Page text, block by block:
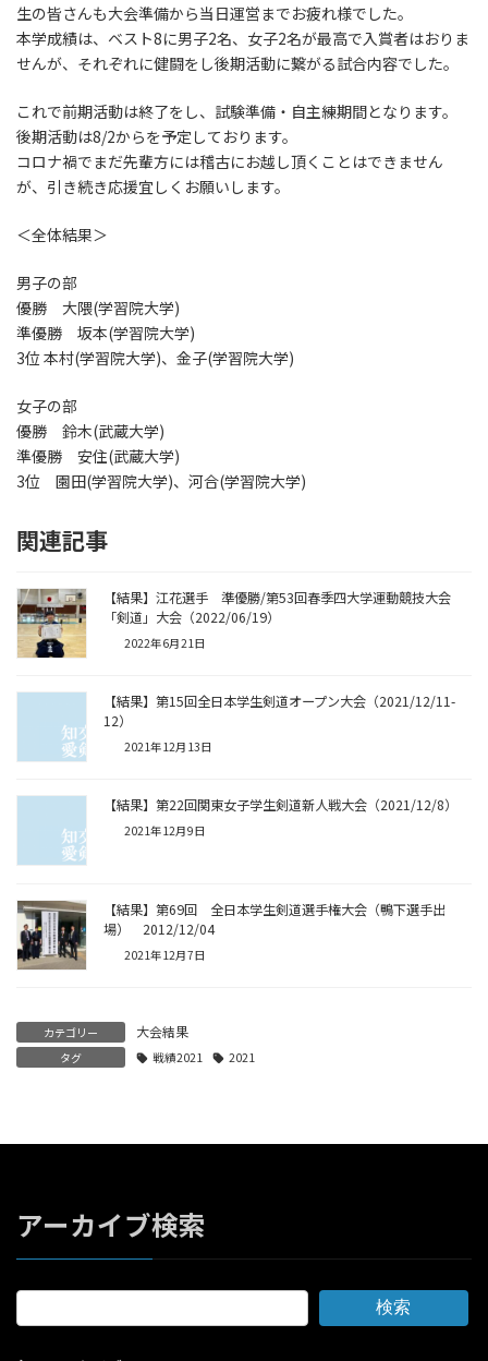
生の皆さんも大会準備から当日運営までお疲れ様でした。
本学成績は、ベスト8に男子2名、女子2名が最高で入賞者はおりま
せんが、それぞれに健闘をし後期活動に繋がる試合内容でした。
これで前期活動は終了をし、試験準備・自主練期間となります。
後期活動は8/2からを予定しております。
コロナ禍でまだ先輩方には稽古にお越し頂くことはできません
が、引き続き応援宜しくお願いします。
＜全体結果＞
男子の部
優勝 大隈(学習院大学)
準優勝 坂本(学習院大学)
3位 本村(学習院大学)、金子(学習院大学)
女子の部
優勝 鈴木(武蔵大学)
準優勝 安住(武蔵大学)
3位 園田(学習院大学)、河合(学習院大学)
関連記事
【結果】江花選手 準優勝/第53回春季四大学運動競技大会
「剣道」大会（2022/06/19）
2022年6月21日
【結果】第15回全日本学生剣道オープン大会（2021/12/11-
12）
2021年12月13日
【結果】第22回関東女子学生剣道新人戦大会（2021/12/8）
2021年12月9日
【結果】第69回 全日本学生剣道選手権大会（鴨下選手出
場） 2012/12/04
2021年12月7日
カテゴリー 大会結果
タグ 戦績2021 2021
アーカイブ検索
検索